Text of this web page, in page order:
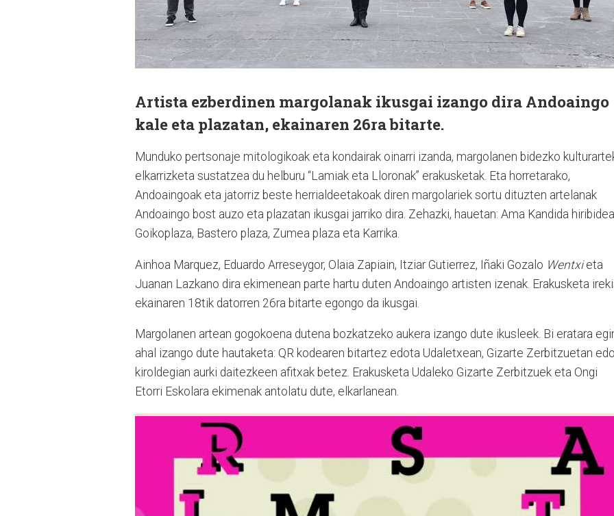
Artista ezberdinen margolanak ikusgai izango dira Andoaingo
kale eta plazatan, ekainaren 26ra bitarte.
Munduko pertsonaje mitologikoak eta kondairak oinarri izanda, margolanen bidezko
elkarrizketa sustatzea du helburu “Lamiak eta Lloronak” erakusketak. Eta horretarako,
Andoaingoak eta jatorriz beste herrialdeetakoak diren margolariek sortu dituzten artelanak
Andoaingo bost auzo eta plazatan ikusgai jarriko dira. Zehazki, hauetan: Ama Kandida
Goikoplaza, Bastero plaza, Zumea plaza eta Karrika.
Ainhoa Marquez, Eduardo Arreseygor, Olaia Zapiain, Itziar Gutierrez, Iñaki Gozalo Wentxieta
Juanan Lazkano dira ekimenean parte hartu duten Andoaingo artisten izenak. Erakusketa
ekainaren 18tik datorren 26ra bitarte egongo da ikusgai.
Margolanen artean gogokoena dutena bozkatzeko aukera izango dute ikusleek. Bi eratara
ahal izango dute hautaketa: QR kodearen bitartez edota Udaletxean, Gizarte Zerbitzuetan edo
kiroldegian aurki daitezkeen afitxak betez. Erakusketa Udaleko Gizarte Zerbitzuek eta Ongi
Etorri Eskolara ekimenak antolatu dute, elkarlanean.